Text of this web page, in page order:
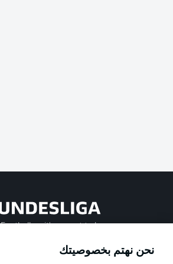
Football as it's meant to be
Official Partners
نحن نهتم بخصوصيتك